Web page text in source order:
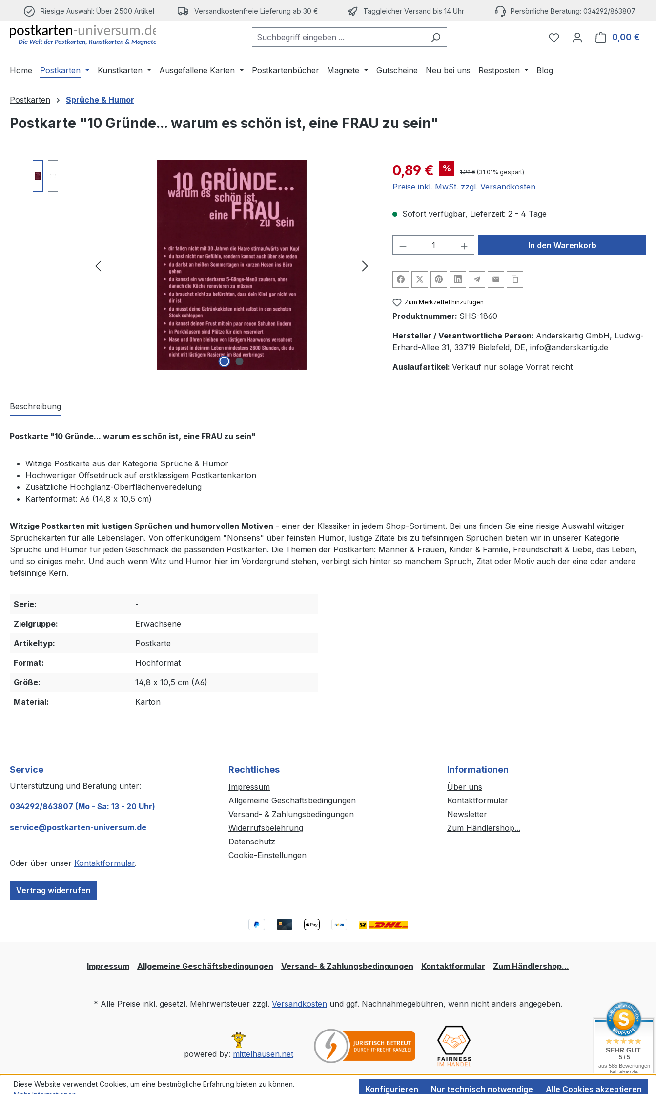
Hauptinhalt springen
Zur Suche springen
Zur Hauptnavigation springen
Riesige Auswahl: Über 2.500 Artikel Versandkostenfreie Lieferung ab 30 € Taggleicher Versand bis 14 Uhr Persönliche Beratung: 034292/863807
Du hast 0 Produkte auf
0,00 €
Home Postkarten Kunstkarten Ausgefallene Karten Postkartenbücher Magnete Gutscheine Neu bei uns Restposten Blog
Postkarten Sprüche & Humor
Postkarte "10 Gründe... warum es schön ist, eine FRAU zu sein"
Verkaufspreis:
0,89 € % Regulärer Preis:
1,29 € (31.01% gespart)
Preise inkl. MwSt. zzgl. Versandkosten
Sofort verfügbar, Lieferzeit: 2 - 4 Tage
Produkt Anzahl: Gib den gewünschten Wert
In den Warenkorb
Zum Merkzettel hinzufügen
Produktnummer: SHS-1860
Hersteller / Verantwortliche Person: Anderskartig GmbH, Ludwig-
Erhard-Allee 31, 33719 Bielefeld, DE, info@anderskartig.de
Auslaufartikel: Verkauf nur solage Vorrat reicht
Beschreibung
Postkarte "10 Gründe... warum es schön ist, eine FRAU zu sein"
Witzige Postkarte aus der Kategorie Sprüche & Humor
Hochwertiger Offsetdruck auf erstklassigem Postkartenkarton
Zusätzliche Hochglanz-Oberflächenveredelung
Kartenformat: A6 (14,8 x 10,5 cm)
Witzige Postkarten mit lustigen Sprüchen und humorvollen Motiven - einer der Klassiker in jedem Shop-Sortiment. Bei uns finden Sie eine riesige Auswahl witziger
Sprüchekarten für alle Lebenslagen. Von offenkundigem "Nonsens" über feinsten Humor, lustige Zitate bis zu tiefsinnigen Sprüchen bieten wir in unserer Kategorie
Sprüche und Humor für jeden Geschmack die passenden Postkarten. Die Themen der Postkarten: Männer & Frauen, Kinder & Familie, Freundschaft & Liebe, das Leben,
und so einiges mehr. Und auch wenn Witz und Humor hier im Vordergrund stehen, verbirgt sich hinter so manchem Spruch, Zitat oder Motiv auch der eine oder andere
tiefsinnige Kern.
Serie:
-
Zielgruppe:
Erwachsene
Artikeltyp:
Postkarte
Format:
Hochformat
Größe:
14,8 x 10,5 cm (A6)
Material:
Karton
Service
Unterstützung und Beratung unter:
034292/863807 (Mo - Sa: 13 - 20 Uhr)
service@postkarten-universum.de
Oder über unser Kontaktformular.
Vertrag widerrufen
Rechtliches
Impressum
Allgemeine Geschäftsbedingungen
Versand- & Zahlungsbedingungen
Widerrufsbelehrung
Datenschutz
Cookie-Einstellungen
Informationen
Über uns
Kontaktformular
Newsletter
Zum Händlershop...
Impressum Allgemeine Geschäftsbedingungen Versand- & Zahlungsbedingungen Kontaktformular Zum Händlershop...
* Alle Preise inkl. gesetzl. Mehrwertsteuer zzgl. Versandkosten und ggf. Nachnahmegebühren, wenn nicht anders angegeben.
powered by: mittelhausen.net
Diese Website verwendet Cookies, um eine bestmögliche Erfahrung bieten zu können.
Nur technisch notwendige
Konfigurieren Alle Cookies akzeptieren
SEHR GUT
5 / 5
aus 585 Bewertungen
bei: ebay.de,
amazon.de,
shopvote.de